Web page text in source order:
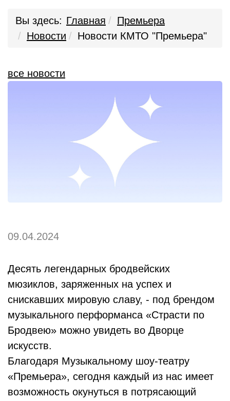
Вы здесь: Главная
Премьера
Новости
Новости КМТО "Премьера"
все новости
09.04.2024
Десять легендарных бродвейских
мюзиклов, заряженных на успех и
снискавших мировую славу, - под брендом
музыкального перформанса «Страсти по
Бродвею» можно увидеть во Дворце
искусств.
Благодаря Музыкальному шоу-театру
«Премьера», сегодня каждый из нас имеет
возможность окунуться в потрясающий